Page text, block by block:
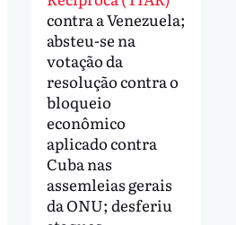
contra a Venezuela;
absteu-se na
votação da
resolução contra o
bloqueio
econômico
aplicado contra
Cuba nas
assemleias gerais
da ONU; desferiu